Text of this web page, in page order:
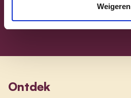
Weigeren
Ontdek